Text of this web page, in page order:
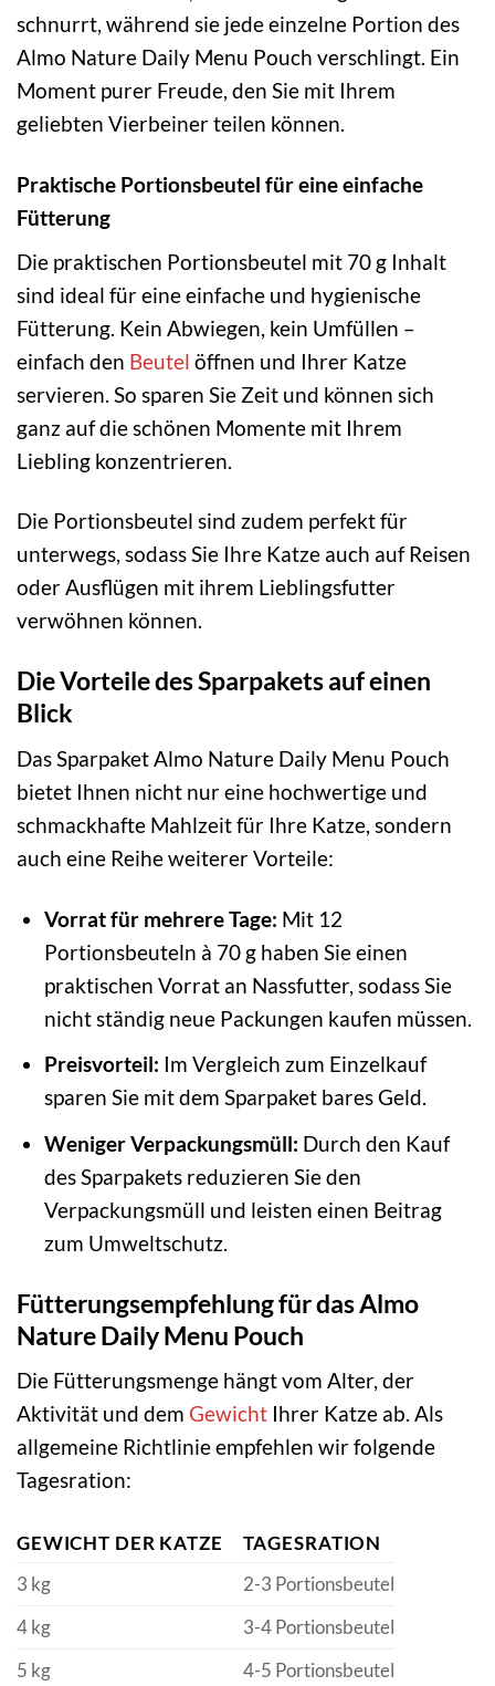
schnurrt, während sie jede einzelne Portion des
Almo Nature Daily Menu Pouch verschlingt. Ein
Moment purer Freude, den Sie mit Ihrem
geliebten Vierbeiner teilen können.
Praktische Portionsbeutel für eine einfache
Fütterung
Die praktischen Portionsbeutel mit 70 g Inhalt
sind ideal für eine einfache und hygienische
Fütterung. Kein Abwiegen, kein Umfüllen –
einfach den Beutel öffnen und Ihrer Katze
servieren. So sparen Sie Zeit und können sich
ganz auf die schönen Momente mit Ihrem
Liebling konzentrieren.
Die Portionsbeutel sind zudem perfekt für
unterwegs, sodass Sie Ihre Katze auch auf Reisen
oder Ausflügen mit ihrem Lieblingsfutter
verwöhnen können.
Die Vorteile des Sparpakets auf einen
Blick
Das Sparpaket Almo Nature Daily Menu Pouch
bietet Ihnen nicht nur eine hochwertige und
schmackhafte Mahlzeit für Ihre Katze, sondern
auch eine Reihe weiterer Vorteile:
Vorrat für mehrere Tage: Mit 12
Portionsbeuteln à 70 g haben Sie einen
praktischen Vorrat an Nassfutter, sodass Sie
nicht ständig neue Packungen kaufen müssen.
Preisvorteil: Im Vergleich zum Einzelkauf
sparen Sie mit dem Sparpaket bares Geld.
Weniger Verpackungsmüll: Durch den Kauf
des Sparpakets reduzieren Sie den
Verpackungsmüll und leisten einen Beitrag
zum Umweltschutz.
Fütterungsempfehlung für das Almo
Nature Daily Menu Pouch
Die Fütterungsmenge hängt vom Alter, der
Aktivität und dem Gewicht Ihrer Katze ab. Als
allgemeine Richtlinie empfehlen wir folgende
Tagesration:
GEWICHT DER KATZE
TAGESRATION
3 kg
2-3 Portionsbeutel
4 kg
3-4 Portionsbeutel
5 kg
4-5 Portionsbeutel